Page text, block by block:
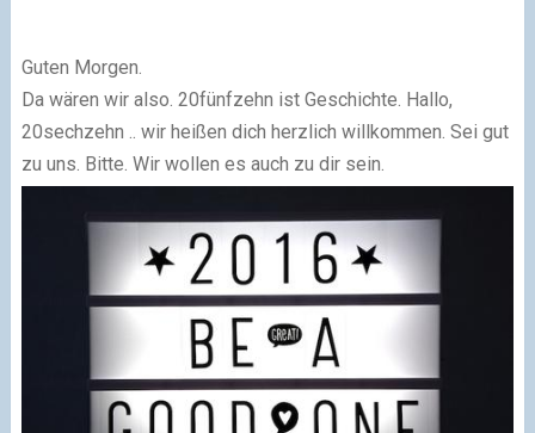
Guten Morgen.
Da wären wir also. 20fünfzehn ist Geschichte. Hallo,
20sechzehn .. wir heißen dich herzlich willkommen. Sei gut
zu uns. Bitte. Wir wollen es auch zu dir sein.